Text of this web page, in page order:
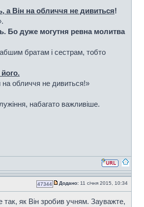
а Він на обличчя не дивиться!
Бо дуже могутня ревна молитва
братам і сестрам, тобто
на обличчя не дивиться!»
набагато важливіше.
47344 Додано: 11 січня 2015, 10:34
як Він зробив учням. Зауважте,